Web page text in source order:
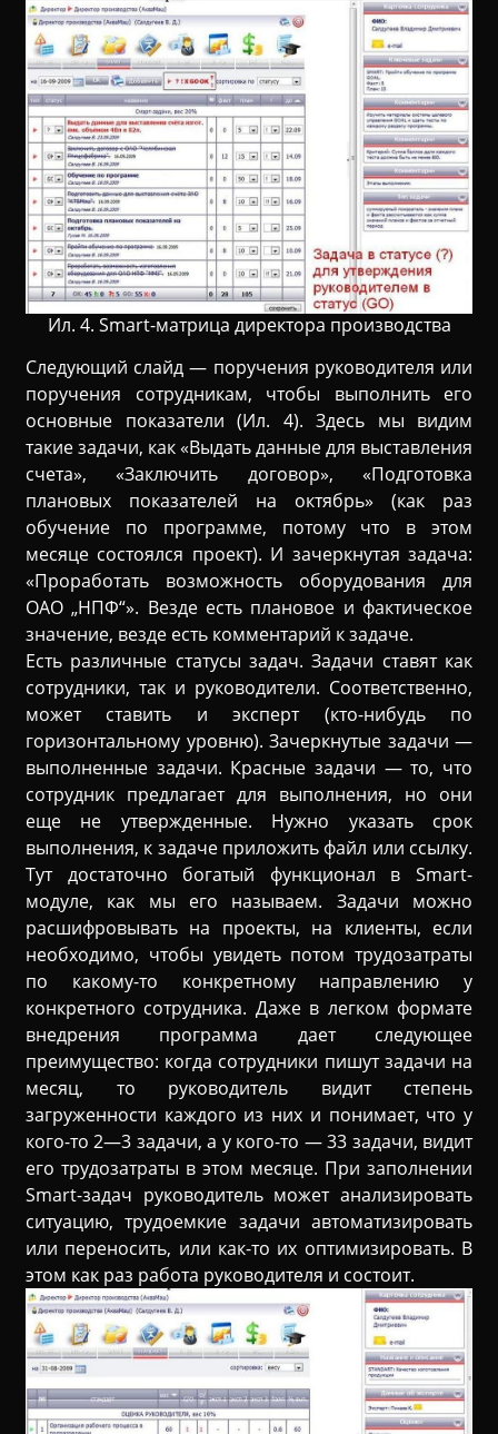
Ил. 4. Smart-матрица директора производства
Следующий слайд — поручения руководителя или
поручения сотрудникам, чтобы выполнить его
основные показатели (Ил. 4). Здесь мы видим
такие задачи, как «Выдать данные для выставления
счета», «Заключить договор», «Подготовка
плановых показателей на октябрь» (как раз
обучение по программе, потому что в этом
месяце состоялся проект). И зачеркнутая задача:
«Проработать возможность оборудования для
ОАО „НПФ“». Везде есть плановое и фактическое
значение, везде есть комментарий к задаче.
Есть различные статусы задач. Задачи ставят как
сотрудники, так и руководители. Соответственно,
может ставить и эксперт (кто-нибудь по
горизонтальному уровню). Зачеркнутые задачи —
выполненные задачи. Красные задачи — то, что
сотрудник предлагает для выполнения, но они
еще не утвержденные. Нужно указать срок
выполнения, к задаче приложить файл или ссылку.
Тут достаточно богатый функционал в Smart-
модуле, как мы его называем. Задачи можно
расшифровывать на проекты, на клиенты, если
необходимо, чтобы увидеть потом трудозатраты
по какому-то конкретному направлению у
конкретного сотрудника. Даже в легком формате
внедрения программа дает следующее
преимущество: когда сотрудники пишут задачи на
месяц, то руководитель видит степень
загруженности каждого из них и понимает, что у
кого-то 2—3 задачи, а у кого-то — 33 задачи, видит
его трудозатраты в этом месяце. При заполнении
Smart-задач руководитель может анализировать
ситуацию, трудоемкие задачи автоматизировать
или переносить, или как-то их оптимизировать. В
этом как раз работа руководителя и состоит.